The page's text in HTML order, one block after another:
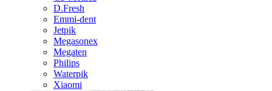
D.Fresh
Emmi-dent
Jetpik
Megasonex
Megaten
Philips
Waterpik
Xiaomi